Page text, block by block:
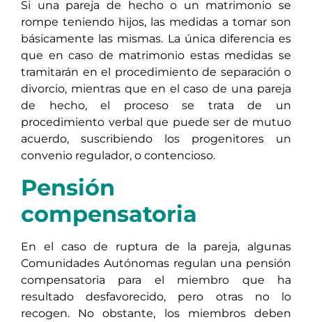
Si una pareja de hecho o un matrimonio se
rompe teniendo hijos, las medidas a tomar son
básicamente las mismas. La única diferencia es
que en caso de matrimonio estas medidas se
tramitarán en el procedimiento de separación o
divorcio, mientras que en el caso de una pareja
de hecho, el proceso se trata de un
procedimiento verbal que puede ser de mutuo
acuerdo, suscribiendo los progenitores un
convenio regulador, o contencioso.
Pensión
compensatoria
En el caso de ruptura de la pareja, algunas
Comunidades Autónomas regulan una pensión
compensatoria para el miembro que ha
resultado desfavorecido, pero otras no lo
recogen. No obstante, los miembros deben